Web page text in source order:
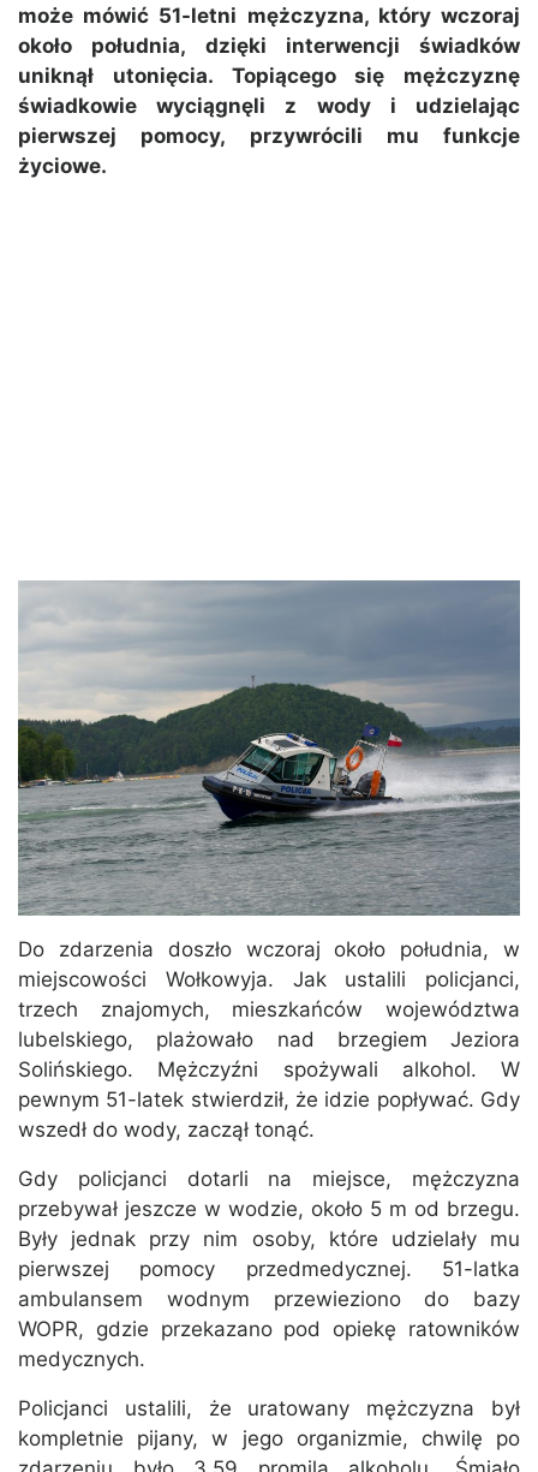
może mówić 51-letni mężczyzna, który wczoraj
około południa, dzięki interwencji świadków
uniknął utonięcia. Topiącego się mężczyznę
świadkowie wyciągnęli z wody i udzielając
pierwszej pomocy, przywrócili mu funkcje
życiowe.
Do zdarzenia doszło wczoraj około południa, w
miejscowości Wołkowyja. Jak ustalili policjanci,
trzech znajomych, mieszkańców województwa
lubelskiego, plażowało nad brzegiem Jeziora
Solińskiego. Mężczyźni spożywali alkohol. W
pewnym 51-latek stwierdził, że idzie popływać. Gdy
wszedł do wody, zaczął tonąć.
Gdy policjanci dotarli na miejsce, mężczyzna
przebywał jeszcze w wodzie, około 5 m od brzegu.
Były jednak przy nim osoby, które udzielały mu
pierwszej pomocy przedmedycznej. 51-latka
ambulansem wodnym przewieziono do bazy
WOPR, gdzie przekazano pod opiekę ratowników
medycznych.
Policjanci ustalili, że uratowany mężczyzna był
kompletnie pijany, w jego organizmie, chwilę po